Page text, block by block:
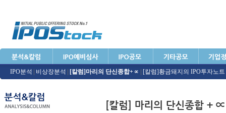
IPO분석 비상장분석 [칼럼]마리의 단신종합+∝ [칼럼]황금돼지의 IPO투자노트